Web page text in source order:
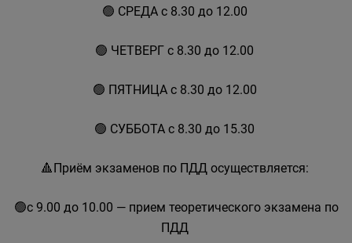
🟢 СРЕДА с 8.30 до 12.00
🟢 ЧЕТВЕРГ с 8.30 до 12.00
🟢 ПЯТНИЦА с 8.30 до 12.00
🟢 СУББОТА с 8.30 до 15.30
🔺Приём экзаменов по ПДД осуществляется:
🟢с 9.00 до 10.00 — прием теоретического экзамена по
ПДД